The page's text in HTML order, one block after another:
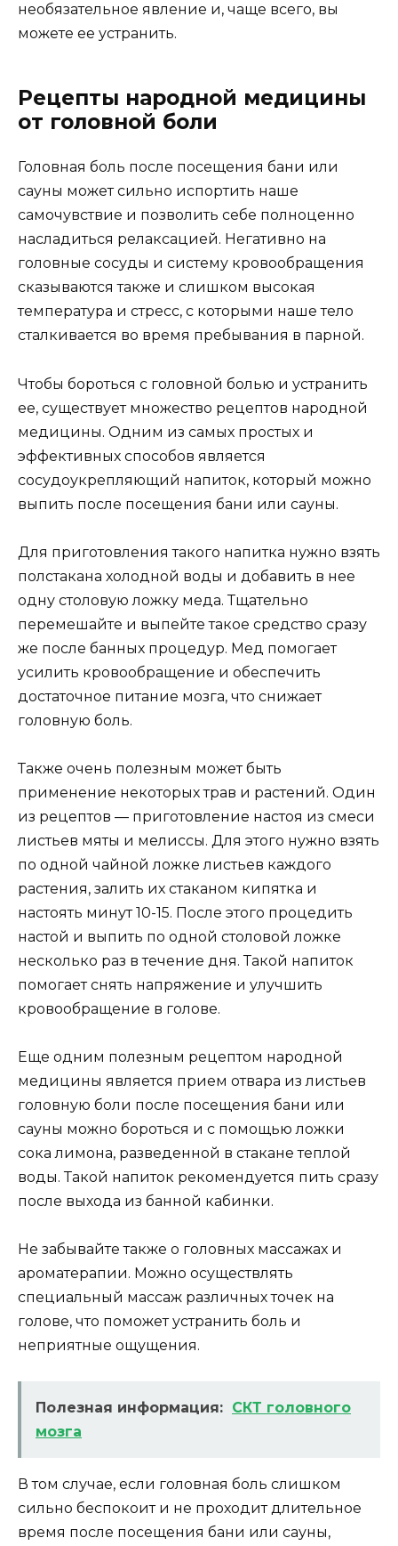
необязательное явление и, чаще всего, вы
можете ее устранить.
Рецепты народной медицины
от головной боли
Головная боль после посещения бани или
сауны может сильно испортить наше
самочувствие и позволить себе полноценно
насладиться релаксацией. Негативно на
головные сосуды и систему кровообращения
сказываются также и слишком высокая
температура и стресс, с которыми наше тело
сталкивается во время пребывания в парной.
Чтобы бороться с головной болью и устранить
ее, существует множество рецептов народной
медицины. Одним из самых простых и
эффективных способов является
сосудоукрепляющий напиток, который можно
выпить после посещения бани или сауны.
Для приготовления такого напитка нужно взять
полстакана холодной воды и добавить в нее
одну столовую ложку меда. Тщательно
перемешайте и выпейте такое средство сразу
же после банных процедур. Мед помогает
усилить кровообращение и обеспечить
достаточное питание мозга, что снижает
головную боль.
Также очень полезным может быть
применение некоторых трав и растений. Один
из рецептов — приготовление настоя из смеси
листьев мяты и мелиссы. Для этого нужно взять
по одной чайной ложке листьев каждого
растения, залить их стаканом кипятка и
настоять минут 10-15. После этого процедить
настой и выпить по одной столовой ложке
несколько раз в течение дня. Такой напиток
помогает снять напряжение и улучшить
кровообращение в голове.
Еще одним полезным рецептом народной
медицины является прием отвара из листьев
головную боли после посещения бани или
сауны можно бороться и с помощью ложки
сока лимона, разведенной в стакане теплой
воды. Такой напиток рекомендуется пить сразу
после выхода из банной кабинки.
Не забывайте также о головных массажах и
ароматерапии. Можно осуществлять
специальный массаж различных точек на
голове, что поможет устранить боль и
неприятные ощущения.
Полезная информация: СКТ головного
мозга
В том случае, если головная боль слишком
сильно беспокоит и не проходит длительное
время после посещения бани или сауны,